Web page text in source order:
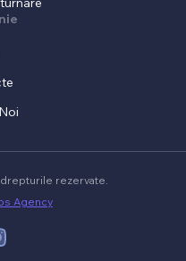
rezervate.
Agency